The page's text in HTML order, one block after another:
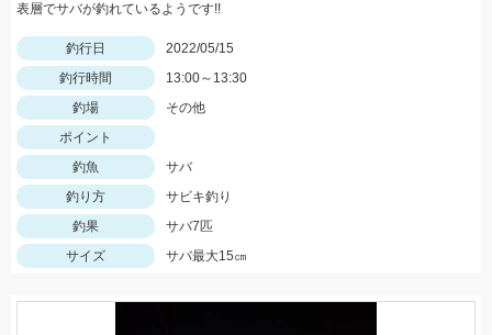
表層でサバが釣れているようです!!
釣行日
2022/05/15
釣行時間
13:00～13:30
釣場
その他
ポイント
釣魚
サバ
釣り方
サビキ釣り
釣果
サバ7匹
サイズ
サバ最大15㎝